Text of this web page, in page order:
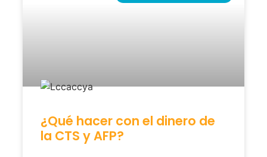
¿Qué hacer con el dinero de
la CTS y AFP?